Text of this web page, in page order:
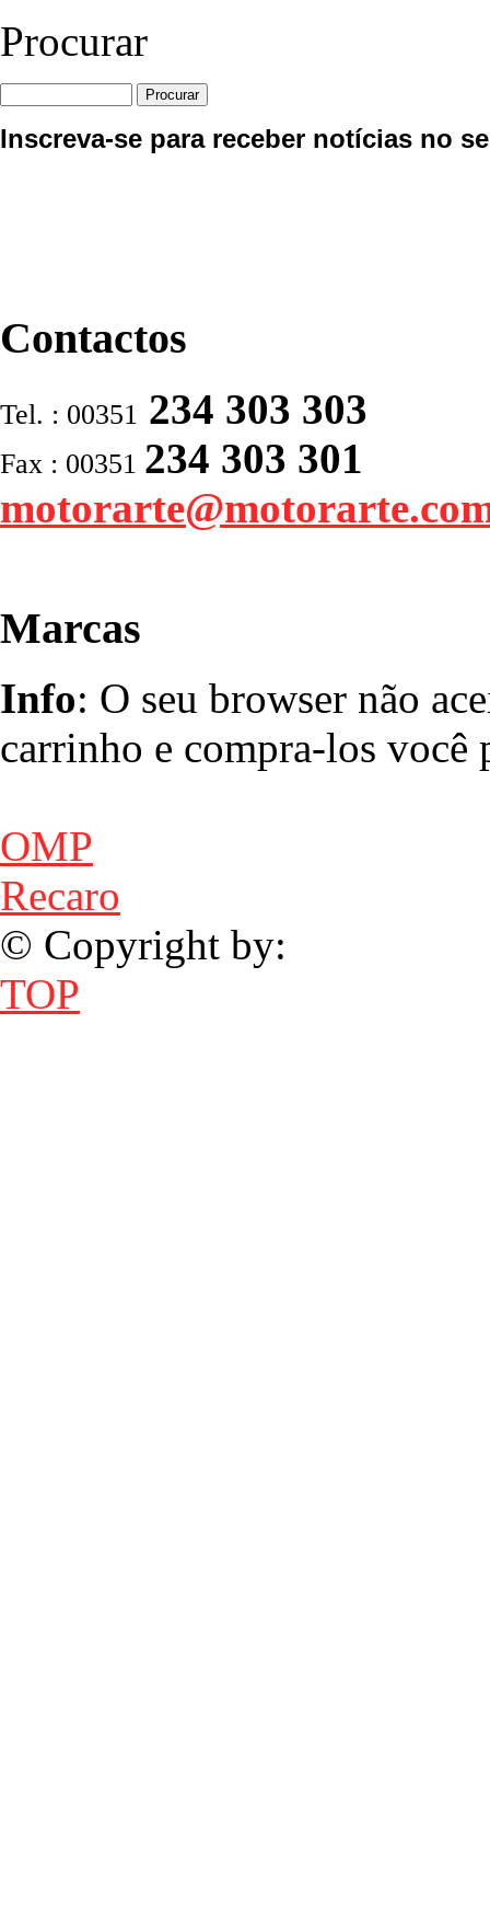
Procurar
Inscreva-se para receber notícias no
Contactos
Tel. : 00351 234 303 303
Fax : 00351 234 303 301
Marcas
Info: O seu browser não
carrinho e compra-los você
OMP
Recaro
© Copyright by:
TOP